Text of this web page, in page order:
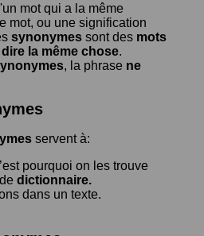
mot qui a la même
mot, ou une signification
synonymes sont des mots
la même chose.
, la phrase ne
servent à:
pourquoi on les trouve
dictionnaire.
dans un texte.